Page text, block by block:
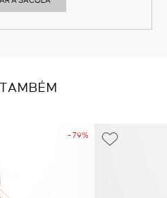
- 79%